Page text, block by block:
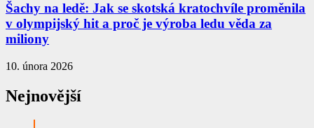
Šachy na ledě: Jak se skotská kratochvíle proměnila
v olympijský hit a proč je výroba ledu věda za
miliony
10. února 2026
Nejnovější